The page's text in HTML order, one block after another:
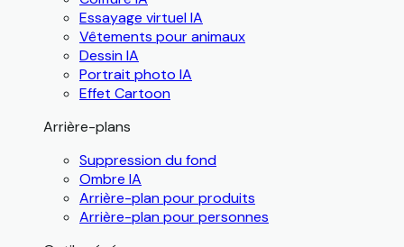
Essayage virtuel IA
Vêtements pour animaux
Dessin IA
Portrait photo IA
Effet Cartoon
Arrière-plans
Suppression du fond
Ombre IA
Arrière-plan pour produits
Arrière-plan pour personnes